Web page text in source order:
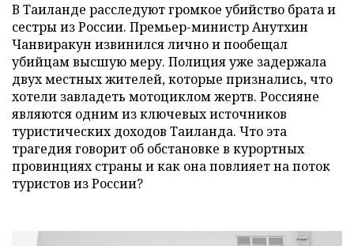
В Таиланде расследуют громкое убийство брата и
сестры из России. Премьер-министр Анутхин
Чанвиракун извинился лично и пообещал
убийцам высшую меру. Полиция уже задержала
двух местных жителей, которые признались, что
хотели завладеть мотоциклом жертв. Россияне
являются одним из ключевых источников
туристических доходов Таиланда. Что эта
трагедия говорит об обстановке в курортных
провинциях страны и как она повлияет на поток
туристов из России?